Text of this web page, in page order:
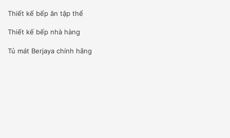
Thiết kế bếp ăn tập thể
Thiết kế bếp nhà hàng
Tủ mát Berjaya chính hãng